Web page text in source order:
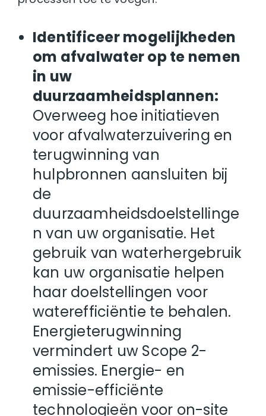
Identificeer mogelijkheden
om afvalwater op te nemen
in uw
duurzaamheidsplannen:
Overweeg hoe initiatieven
voor afvalwaterzuivering en
terugwinning van
hulpbronnen aansluiten bij
de
duurzaamheidsdoelstellinge
n van uw organisatie. Het
gebruik van waterhergebruik
kan uw organisatie helpen
haar doelstellingen voor
waterefficiëntie te behalen.
Energieterugwinning
vermindert uw Scope 2-
emissies. Energie- en
emissie-efficiënte
technologieën voor on-site